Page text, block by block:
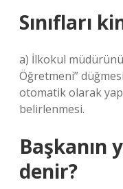
Sınıfları
a) İlkokul
Öğretmeni”
otomatik olarak
belirlenmesi.
Başkanın
denir?